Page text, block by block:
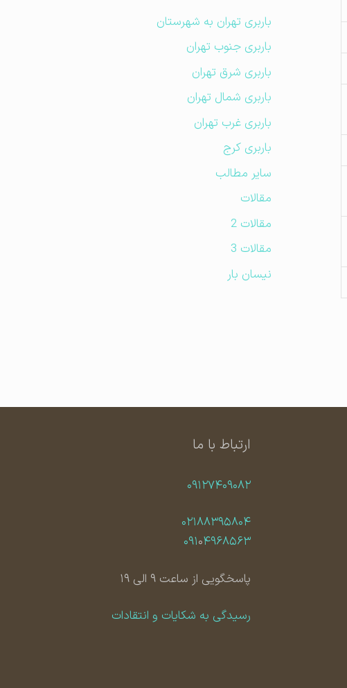
باربری تهران به شهرستان
باربری جنوب تهران
باربری شرق تهران
باربری شمال تهران
باربری غرب تهران
باربری کرج
سایر مطالب
مقالات
مقالات 2
مقالات 3
نیسان بار
ارتباط با ما
۰۹۱۲۷۴۰۹۰۸۲
۰۲۱۸۸۳۹۵۸۰۴
۰۹۱۰۴۹۶۸۵۶۳
پاسخگویی از ساعت ۹ الی ۱۹
رسیدگی به شکایات و انتقادات